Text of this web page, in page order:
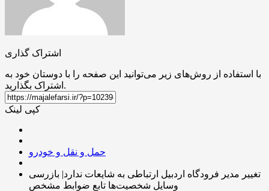
اشتراک گذاری
با استفاده از روش‌های زیر می‌توانید این صفحه را با دوستان خود به
اشتراک بگذارید.
کپی لینک
حمل و نقل و خودرو
تغییر مدیر فرودگاه اردبیل ارتباطی به شایعات ندارد| بازرسی
وسایل شخصیت‌ها تابع ضوابط مشخص